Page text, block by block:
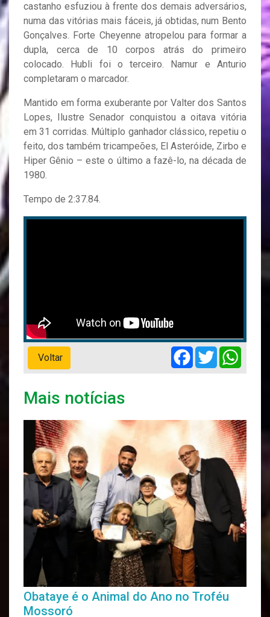
castanho esfuziou à frente dos demais adversários,
numa das vitórias mais fáceis, já obtidas, num Bento
Gonçalves. Forte Cheyenne atropelou para formar a
dupla, cerca de 10 corpos atrás do primeiro
colocado. Hubli foi o terceiro. Namur e Anturio
completaram o marcador.
Mantido em forma exuberante por Valter dos Santos
Lopes, Ilustre Senador conquistou a oitava vitória
em 31 corridas. Múltiplo ganhador clássico, repetiu o
feito, dos também tricampeões, El Asteróide, Zirbo e
Hiper Gênio – este o último a fazê-lo, na década de
1980.
Tempo de 2:37.84.
Voltar
Facebook
Twitter
Mais notícias
Obataye é o Animal do Ano no Troféu
Mossoró